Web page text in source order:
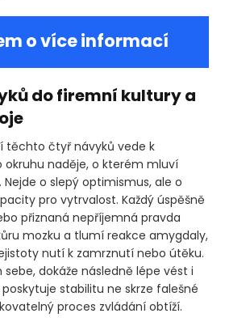
o více informací
do firemní kultury a
těchto čtyř návyků vede k
naděje, o kterém mluví
o slepý optimismus, ale o
pro vytrvalost. Každý úspěšně
přiznaná nepříjemná pravda
mozku a tlumí reakce amygdaly,
nutí k zamrznutí nebo útěku.
dokáže následně lépe vést i
stabilitu ne skrze falešné
proces zvládání obtíží.